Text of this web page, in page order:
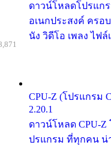
ดาวน์โหลดโปรแกร
อเนกประสงค์ ครอ
นัง วิดีโอ เพลง ไฟล์
CPU-Z (โปรแกรม
2.20.1
ดาวน์โหลด CPU-Z
ปรแกรม ที่ทุกคน น่า